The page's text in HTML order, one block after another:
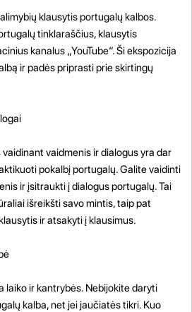
klausytis portugalų kalbos.
tinklaraščius, klausytis
kanalus „YouTube“. Ši ekspozicija
ir padės priprasti prie skirtingų
vaidmenis ir dialogus yra dar
pokalbį portugalų. Galite vaidinti
ir įsitraukti į dialogus portugalų. Tai
išreikšti savo mintis, taip pat
ir atsakyti į klausimus.
laiko ir kantrybės. Nebijokite daryti
kalba, net jei jaučiatės tikri. Kuo